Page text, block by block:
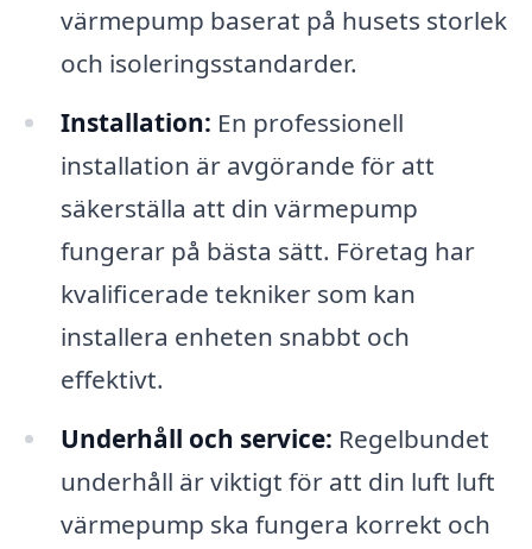
värmepump baserat på husets storlek
och isoleringsstandarder.
Installation: En professionell
installation är avgörande för att
säkerställa att din värmepump
fungerar på bästa sätt. Företag har
kvalificerade tekniker som kan
installera enheten snabbt och
effektivt.
Underhåll och service: Regelbundet
underhåll är viktigt för att din luft luft
värmepump ska fungera korrekt och